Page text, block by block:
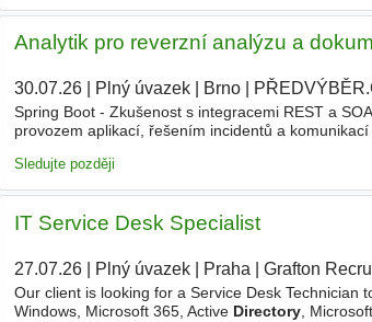
Analytik pro reverzní analýzu a
30.07.26| Plný úvazek| Brno|
Spring Boot - Zkušenost s integracemi REST a
provozem aplikací, řešením incidentů a
Sledujte později
IT Service Desk Specialist
27.07.26| Plný úvazek| Praha Grafton
Our client is looking for a Service Desk
Windows, Microsoft 365, Active Directory,